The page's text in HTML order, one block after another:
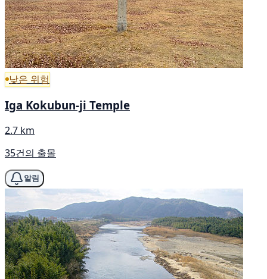
낮은 위험
Iga Kokubun-ji Temple
2.7 km
35건의 출몰
알림